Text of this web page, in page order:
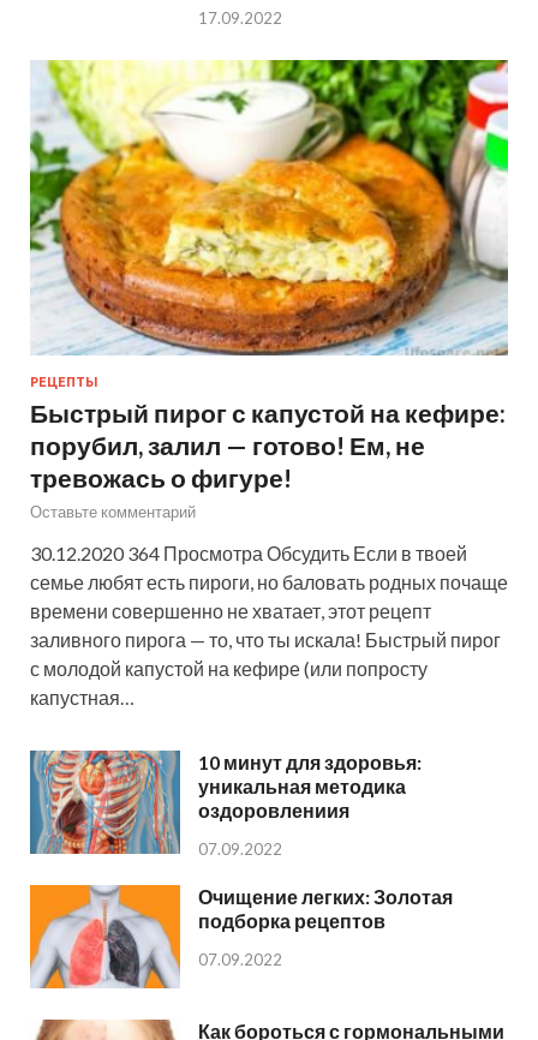
17.09.2022
РЕЦЕПТЫ
Быстрый пирог с капустой на кефире:
порубил, залил — готово! Ем, не
тревожась о фигуре!
Оставьте комментарий
30.12.2020 364 Просмотра Обсудить Если в твоей
семье любят есть пироги, но баловать родных почаще
времени совершенно не хватает, этот рецепт
заливного пирога — то, что ты искала! Быстрый пирог
с молодой капустой на кефире (или попросту
капустная…
10 минут для здоровья:
уникальная методика
оздоровлениия
07.09.2022
Очищение легких: Золотая
подборка рецептов
07.09.2022
Как бороться с гормональными